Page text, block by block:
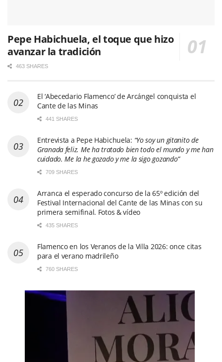
Pepe Habichuela, el toque que hizo
avanzar la tradición
463 SHARES
El ‘Abecedario Flamenco’ de Arcángel conquista el
Cante de las Minas
441 SHARES
Entrevista a Pepe Habichuela: “Yo soy un gitanito de
Granada feliz. Me ha tratado bien todo el mundo y me han
cuidado. Me la he gozado y me la sigo gozando”
709 SHARES
Arranca el esperado concurso de la 65º edición del
Festival Internacional del Cante de las Minas con su
primera semifinal. Fotos & vídeo
435 SHARES
Flamenco en los Veranos de la Villa 2026: once citas
para el verano madrileño
760 SHARES